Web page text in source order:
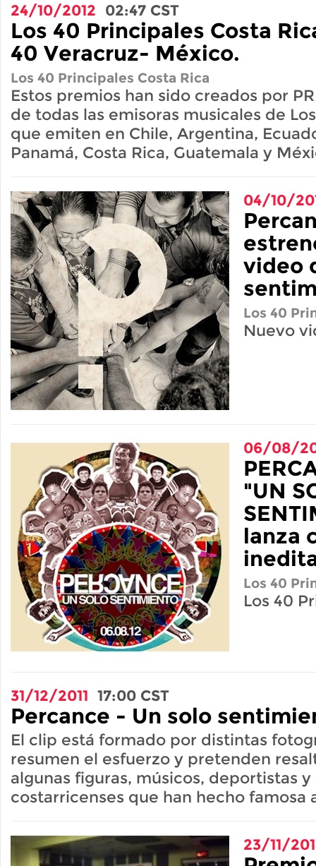
24/10/2012 02:47 CST
Los 40 Principales Costa
40 Veracruz- México.
Los 40 Principales Costa Rica
Estos premios han sido creados por
de todas las emisoras musicales de
que emiten en Chile, Argentina,
Panamá, Costa Rica, Guatemala y
04/10/
video
Los 40
Nuevo
06/08/
"UN
lanza
Los 40
Los 40
31/12/2011 17:00 CST
Percance - Un solo
El clip está formado por distintas
resumen el esfuerzo y pretenden
algunas figuras, músicos, deportistas y
costarricenses que han hecho famosa
23/11/